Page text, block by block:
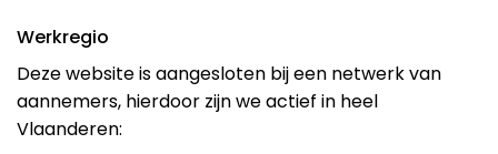
Werkregio
Deze website is aangesloten bij een netwerk van
aannemers, hierdoor zijn we actief in heel
Vlaanderen: